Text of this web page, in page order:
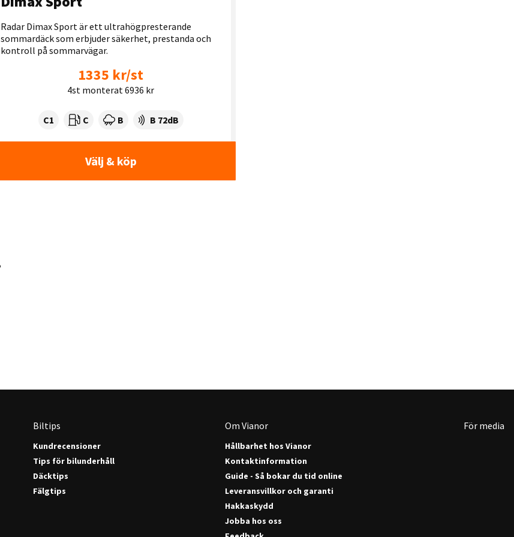
Radar Dimax Sport är ett ultrahögpresterande
sommardäck som erbjuder säkerhet, prestanda och
kontroll på sommarvägar.
1335 kr/st
4st monterat 6936 kr
Tyre class:
C1 Rullmotstånd:
C Våtgrepp:
B Ljudnivå dB:
B 72dB
Välj & köp
Biltips
Kundrecensioner
Tips för bilunderhåll
Däcktips
Fälgtips
Om Vianor
Hållbarhet hos Vianor
Kontaktinformation
Guide - Så bokar du tid online
Leveransvillkor och garanti
Hakkaskydd
Jobba hos oss
För media